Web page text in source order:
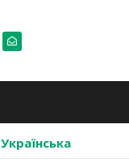
Українська